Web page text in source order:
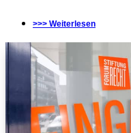
>>> Weiterlesen